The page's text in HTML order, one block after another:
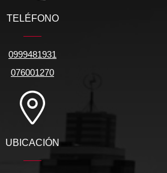
TELÉFONO
0999481931
076001270
UBICACIÓN